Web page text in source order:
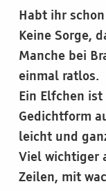
Habt ihr
Keine Sorge,
Manche bei
einmal ratlos.
Ein Elfchen
Gedichtform
leicht und
Viel wichtiger
Zeilen, mit